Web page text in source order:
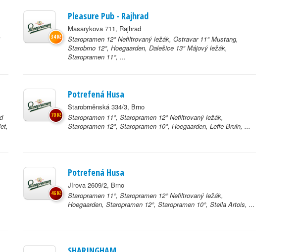
Pleasure Pub - Rajhrad
Masarykova 711, Rajhrad
Staropramen 12° Nefiltrovaný ležák, Ostravar 11° Mustang,
Starobrno 12°, Hoegaarden, Dalešice 13° Májový ležák,
Staropramen 11°, ...
34 Kč
Potrefená Husa
Starobrněnská 334/3, Brno
Staropramen 11°, Staropramen 12° Nefiltrovaný ležák,
Staropramen 12°, Staropramen 10°, Hoegaarden, Leffe Bruin, ...
70 Kč
Potrefená Husa
Jírova 2609/2, Brno
Staropramen 11°, Staropramen 12° Nefiltrovaný ležák,
Hoegaarden, Staropramen 12°, Staropramen 10°, Stella Artois, ...
46 Kč